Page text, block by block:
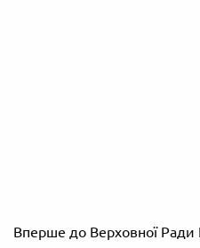
Вперше до Верховної